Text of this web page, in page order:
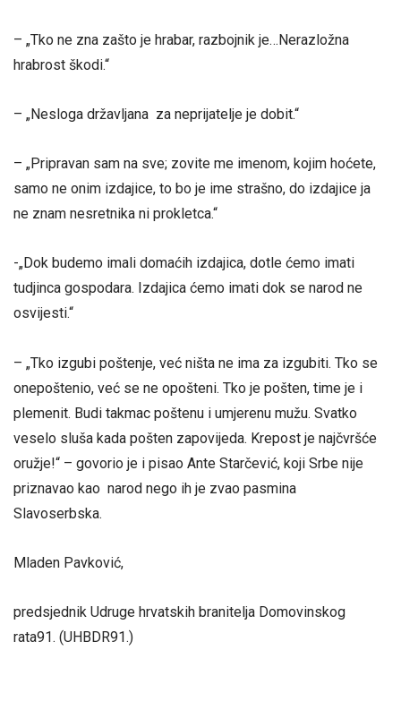
– „Tko ne zna zašto je hrabar, razbojnik je…Nerazložna
hrabrost škodi.“
– „Nesloga državljana za neprijatelje je dobit.“
– „Pripravan sam na sve; zovite me imenom, kojim hoćete,
samo ne onim izdajice, to bo je ime strašno, do izdajice ja
ne znam nesretnika ni prokletca.“
-„Dok budemo imali domaćih izdajica, dotle ćemo imati
tudjinca gospodara. Izdajica ćemo imati dok se narod ne
osvijesti.“
– „Tko izgubi poštenje, već ništa ne ima za izgubiti. Tko se
onepoštenio, već se ne opošteni. Tko je pošten, time je i
plemenit. Budi takmac poštenu i umjerenu mužu. Svatko
veselo sluša kada pošten zapovijeda. Krepost je najčvršće
oružje!“ – govorio je i pisao Ante Starčević, koji Srbe nije
priznavao kao narod nego ih je zvao pasmina
Slavoserbska.
Mladen Pavković,
predsjednik Udruge hrvatskih branitelja Domovinskog
rata91. (UHBDR91.)